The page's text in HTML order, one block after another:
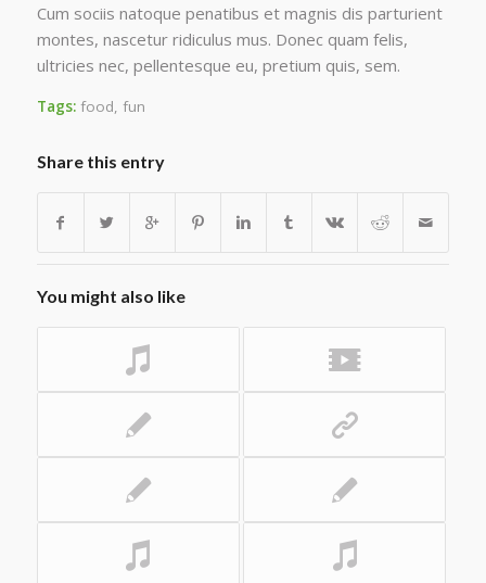
Cum sociis natoque penatibus et magnis dis parturient
montes, nascetur ridiculus mus. Donec quam felis,
ultricies nec, pellentesque eu, pretium quis, sem.
Tags: food, fun
Share this entry
You might also like